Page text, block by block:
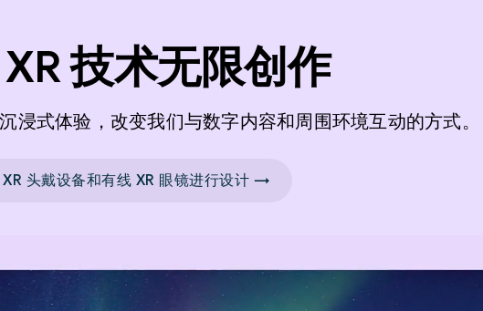
技术无限创作
浸式体验，改变我们与数字内容和周围环境互动的方式。
XR 头戴设备和有线 XR 眼镜进行设计 →